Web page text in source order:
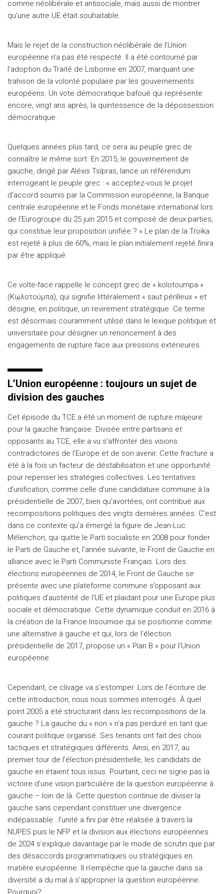
comme néolibérale et antisociale, mais aussi de montrer
qu’une autre UE était souhaitable.
Mais le rejet de la construction néolibérale de l’Union
européenne n’a pas été respecté. Il a été contourné par
l’adoption du Traité de Lisbonne en 2007, marquant une
trahison de la volonté populaire par les gouvernements
européens. Un vote démocratique bafoué qui représente
encore, vingt ans après, la quintessence de la dépossession
démocratique.
Quelques années plus tard, ce sera au peuple grec de
connaître le même sort. En 2015, le gouvernement de
gauche, dirigé par Aléxis Tsípras, lance un référendum
interrogeant le peuple grec : « acceptez-vous le projet
d’accord soumis par la Commission européenne, la Banque
centrale européenne et le Fonds monétaire international lors
de l’Eurogroupe du 25 juin 2015 et composé de deux parties,
qui constitue leur proposition unifiée ? » Le plan de la Troïka
est rejeté à plus de 60%, mais le plan initialement rejeté finira
par être appliqué.
Ce volte-face rappelle le concept grec de « kolotoumpa »
(Κωλοτούμπα), qui signifie littéralement « saut périlleux » et
désigne, en politique, un revirement stratégique. Ce terme
est désormais couramment utilisé dans le lexique politique et
universitaire pour désigner un renoncement à des
engagements de rupture face aux pressions extérieures.
L’Union européenne : toujours un sujet de
division des gauches
Cet épisode du TCE a été un moment de rupture majeure
pour la gauche française. Divisée entre partisans et
opposants au TCE, elle a vu s’affronter des visions
contradictoires de l’Europe et de son avenir. Cette fracture a
été à la fois un facteur de déstabilisation et une opportunité
pour repenser les stratégies collectives. Les tentatives
d’unification, comme celle d’une candidature commune à la
présidentielle de 2007, bien qu’avortées, ont contribué aux
recompositions politiques des vingts dernières années. C’est
dans ce contexte qu’a émergé la figure de Jean-Luc
Mélenchon, qui quitte le Parti socialiste en 2008 pour fonder
le Parti de Gauche et, l’année suivante, le Front de Gauche en
alliance avec le Parti Communiste Français. Lors des
élections européennes de 2014, le Front de Gauche se
présente avec une plateforme commune s’opposant aux
politiques d’austérité de l’UE et plaidant pour une Europe plus
sociale et démocratique. Cette dynamique conduit en 2016 à
la création de la France Insoumise qui se positionne comme
une alternative à gauche et qui, lors de l’élection
présidentielle de 2017, propose un « Plan B » pour l’Union
européenne.
Cependant, ce clivage va s’estomper. Lors de l’écriture de
cette introduction, nous nous sommes interrogés. À quel
point 2005 a été structurant dans les recompositions de la
gauche ? La gauche du « non » n’a pas perduré en tant que
courant politique organisé. Ses tenants ont fait des choix
tactiques et stratégiques différents. Ainsi, en 2017, au
premier tour de l’élection présidentielle, les candidats de
gauche en étaient tous issus. Pourtant, ceci ne signe pas la
victoire d’une vision particulière de la question européenne à
gauche – loin de là. Cette question continue de diviser la
gauche sans cependant constituer une divergence
indépassable : l’unité a fini par être réalisée à travers la
NUPES puis le NFP et la division aux élections européennes
de 2024 s’explique davantage par le mode de scrutin que par
des désaccords programmatiques ou stratégiques en
matière européenne. Il n’empêche que la gauche dans sa
diversité a du mal à s’approprier la question européenne.
Pourquoi?